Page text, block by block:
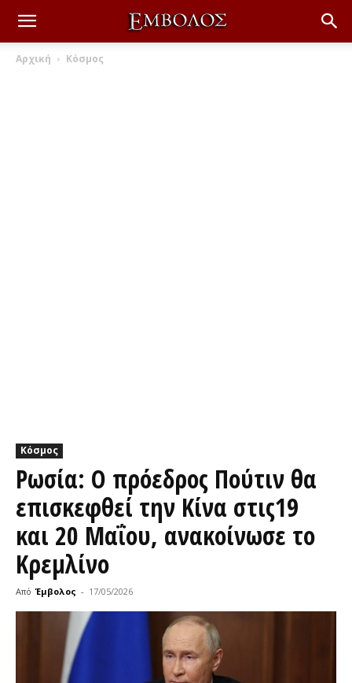
Αρχική Κόσμος
Κόσμος
Ρωσία: Ο πρόεδρος Πούτιν θα
επισκεφθεί την Κίνα στις19
και 20 Μαΐου, ανακοίνωσε το
Κρεμλίνο
Από Έμβολος - 17/05/2026